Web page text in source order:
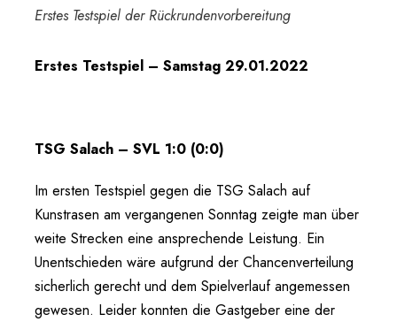
Erstes Testspiel der Rückrundenvorbereitung
Erstes Testspiel – Samstag 29.01.2022
TSG Salach – SVL 1:0 (0:0)
Im ersten Testspiel gegen die TSG Salach auf
Kunstrasen am vergangenen Sonntag zeigte man über
weite Strecken eine ansprechende Leistung. Ein
Unentschieden wäre aufgrund der Chancenverteilung
sicherlich gerecht und dem Spielverlauf angemessen
gewesen. Leider konnten die Gastgeber eine der